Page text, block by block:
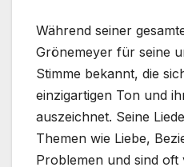
Während seiner
Grönemeyer für seine
Stimme bekannt, die
einzigartigen Ton und
auszeichnet. Seine
Themen wie Liebe,
Problemen und sind